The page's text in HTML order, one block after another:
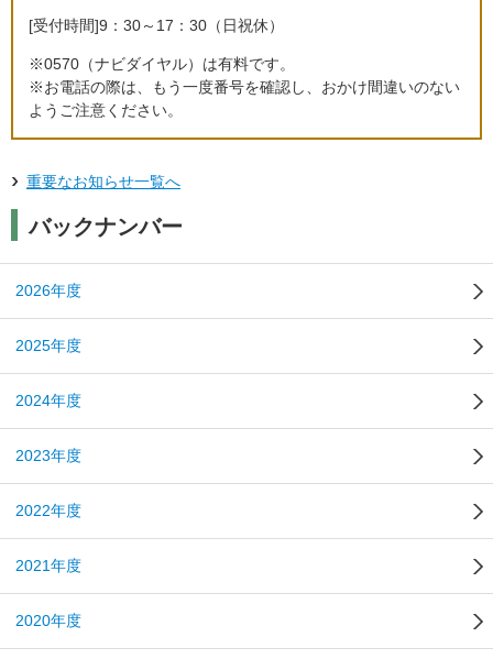
[受付時間]9：30～17：30（日祝休）
※0570（ナビダイヤル）は有料です。
※お電話の際は、もう一度番号を確認し、おかけ間違いのない
ようご注意ください。
重要なお知らせ一覧へ
バックナンバー
2026年度
2025年度
2024年度
2023年度
2022年度
2021年度
2020年度